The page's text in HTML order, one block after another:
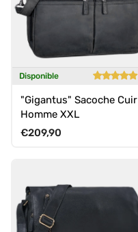
Disponible
"Gigantus" Sacoche Cuir
Homme XXL
Prix habituel
€209,90